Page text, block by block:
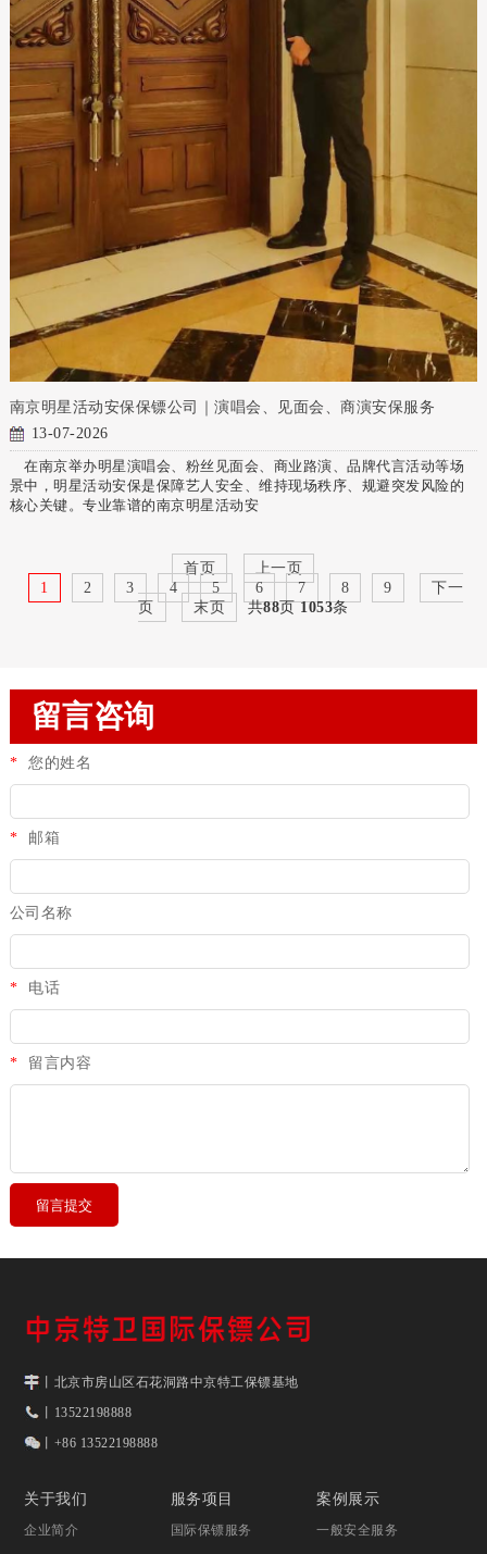
南京明星活动安保保镖公司｜演唱会、见面会、商演安保服务
13-07-2026
在南京举办明星演唱会、粉丝见面会、商业路演、品牌代言活动等场
景中，明星活动安保是保障艺人安全、维持现场秩序、规避突发风险的
核心关键。专业靠谱的南京明星活动安
首页
上一页
1
2 3 4 5 6 7 8 9
下一
页
末页 共88页1053条
留言咨询
* 您的姓名
* 邮箱
公司名称
* 电话
* 留言内容
丨北京市房山区石花洞路中京特工保镖基地
丨13522198888
丨+86 13522198888
关于我们
企业简介
服务项目
国际保镖服务
案例展示
一般安全服务